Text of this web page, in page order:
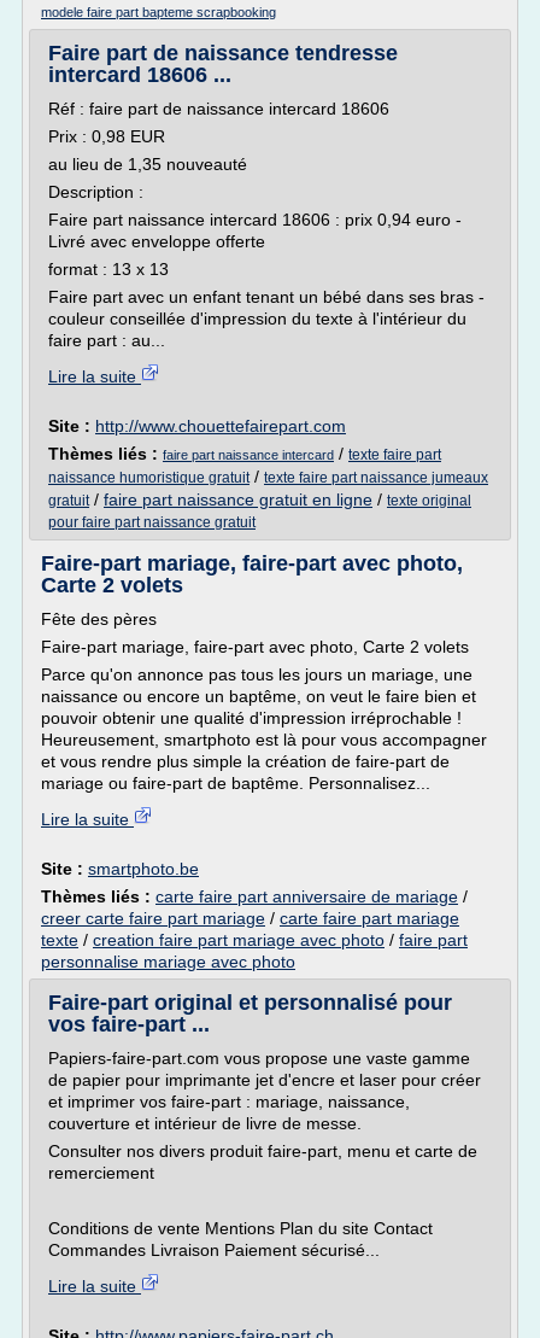
modele faire part bapteme scrapbooking
Faire part de naissance tendresse
intercard 18606 ...
Réf : faire part de naissance intercard 18606
Prix : 0,98 EUR
au lieu de 1,35 nouveauté
Description :
Faire part naissance intercard 18606 : prix 0,94 euro -
Livré avec enveloppe offerte
format : 13 x 13
Faire part avec un enfant tenant un bébé dans ses bras -
couleur conseillée d'impression du texte à l'intérieur du
faire part : au...
Lire la suite
Site : http://www.chouettefairepart.com
Thèmes liés : faire part naissance intercard / texte faire part
naissance humoristique gratuit/ texte faire part naissance jumeaux
gratuit/ faire part naissance gratuit en ligne / texte original
pour faire part naissance gratuit
Faire-part mariage, faire-part avec photo,
Carte 2 volets
Fête des pères
Faire-part mariage, faire-part avec photo, Carte 2 volets
Parce qu'on annonce pas tous les jours un mariage, une
naissance ou encore un baptême, on veut le faire bien et
pouvoir obtenir une qualité d'impression irréprochable !
Heureusement, smartphoto est là pour vous accompagner
et vous rendre plus simple la création de faire-part de
mariage ou faire-part de baptême. Personnalisez...
Lire la suite
Site : smartphoto.be
Thèmes liés : carte faire part anniversaire de mariage /
creer carte faire part mariage / carte faire part mariage
texte / creation faire part mariage avec photo / faire part
personnalise mariage avec photo
Faire-part original et personnalisé pour
vos faire-part ...
Papiers-faire-part.com vous propose une vaste gamme
de papier pour imprimante jet d'encre et laser pour créer
et imprimer vos faire-part : mariage, naissance,
couverture et intérieur de livre de messe.
Consulter nos divers produit faire-part, menu et carte de
remerciement
Conditions de vente Mentions Plan du site Contact
Commandes Livraison Paiement sécurisé...
Lire la suite